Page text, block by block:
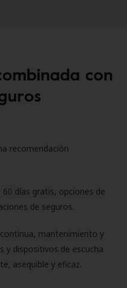
con
recomendación
días gratis, opciones de
de seguros.
mantenimiento y
y dispositivos de escucha
asequible y eficaz.